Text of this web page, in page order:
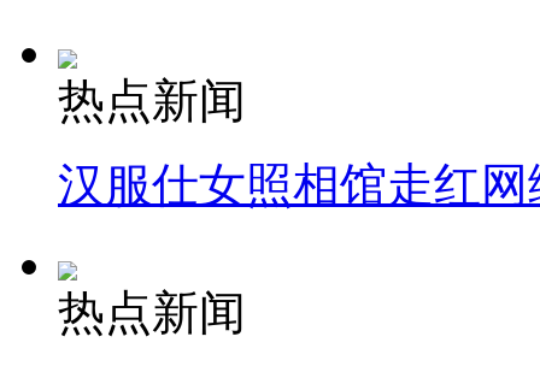
热点新闻
汉服仕女照相馆走红网
热点新闻